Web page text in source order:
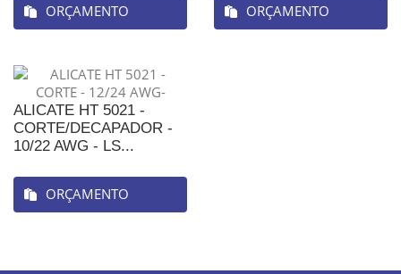
ORÇAMENTO ORÇAMENTO
ALICATE HT 5021 -
CORTE/DECAPADOR -
10/22 AWG - LS...
ORÇAMENTO